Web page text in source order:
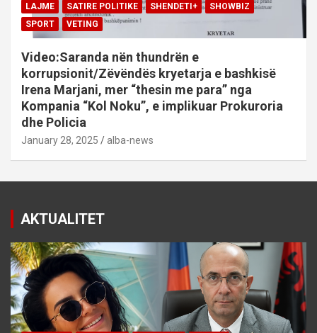
LAJME
SATIRE POLITIKE SHENDETI+
SHOWBIZ
SPORT
VETING
Video:Saranda nën thundrën e
korrupsionit/Zëvëndës kryetarja e bashkisë
Irena Marjani, mer “thesin me para” nga
Kompania “Kol Noku”, e implikuar Prokuroria
dhe Policia
January 28, 2025 alba-news
AKTUALITET